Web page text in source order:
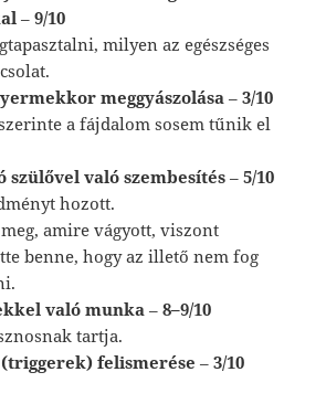
–9/10
milyen az egészséges
meggyászolása –3/10
a fájdalom sosem tűnik el
szülővel való szembesítés –5/10
hozott.
amire vágyott, viszont
benne, hogy az illető nem fog
való munka –8–9/10
tartja.
felismerése –3/10